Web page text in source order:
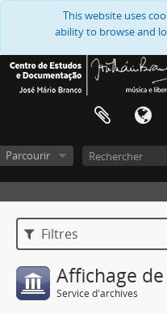
This website uses
ability to browse and
Parcourir
Filtres
Affichage
Service d'archives